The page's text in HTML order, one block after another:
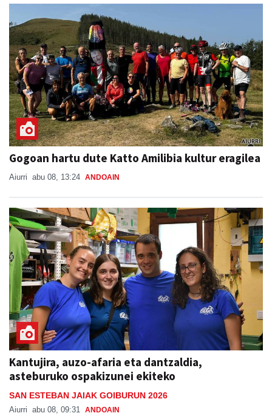
Gogoan hartu dute Katto Amilibia kultur eragilea
Aiurri abu 08, 13:24 ANDOAIN
Kantujira, auzo-afaria eta dantzaldia,
asteburuko ospakizunei ekiteko
SAN ESTEBAN JAIAK GOIBURUN 2026
Aiurri abu 08, 09:31 ANDOAIN